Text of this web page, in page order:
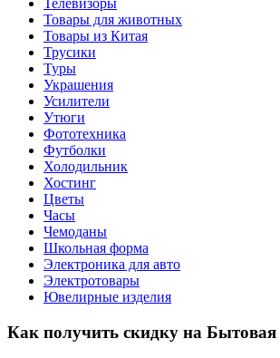
Телевизоры
Товары для животных
Товары из Китая
Трусики
Туры
Украшения
Усилители
Утюги
Фототехника
Футболки
Холодильник
Хостинг
Цветы
Часы
Чемоданы
Школьная форма
Электроника для авто
Электротовары
Ювелирные изделия
Как получить скидку на Бытовая